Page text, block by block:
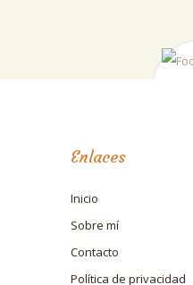
Enlaces
Inicio
Sobre mí
Contacto
Política de privacidad